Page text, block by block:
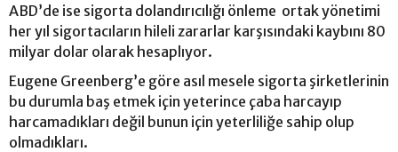
ABD’de ise sigorta dolandırıcılığı önleme ortak yönetimi
her yıl sigortacıların hileli zararlar karşısındaki kaybını 80
milyar dolar olarak hesaplıyor.
Eugene Greenberg’e göre asıl mesele sigorta şirketlerinin
bu durumla baş etmek için yeterince çaba harcayıp
harcamadıkları değil bunun için yeterliliğe sahip olup
olmadıkları.